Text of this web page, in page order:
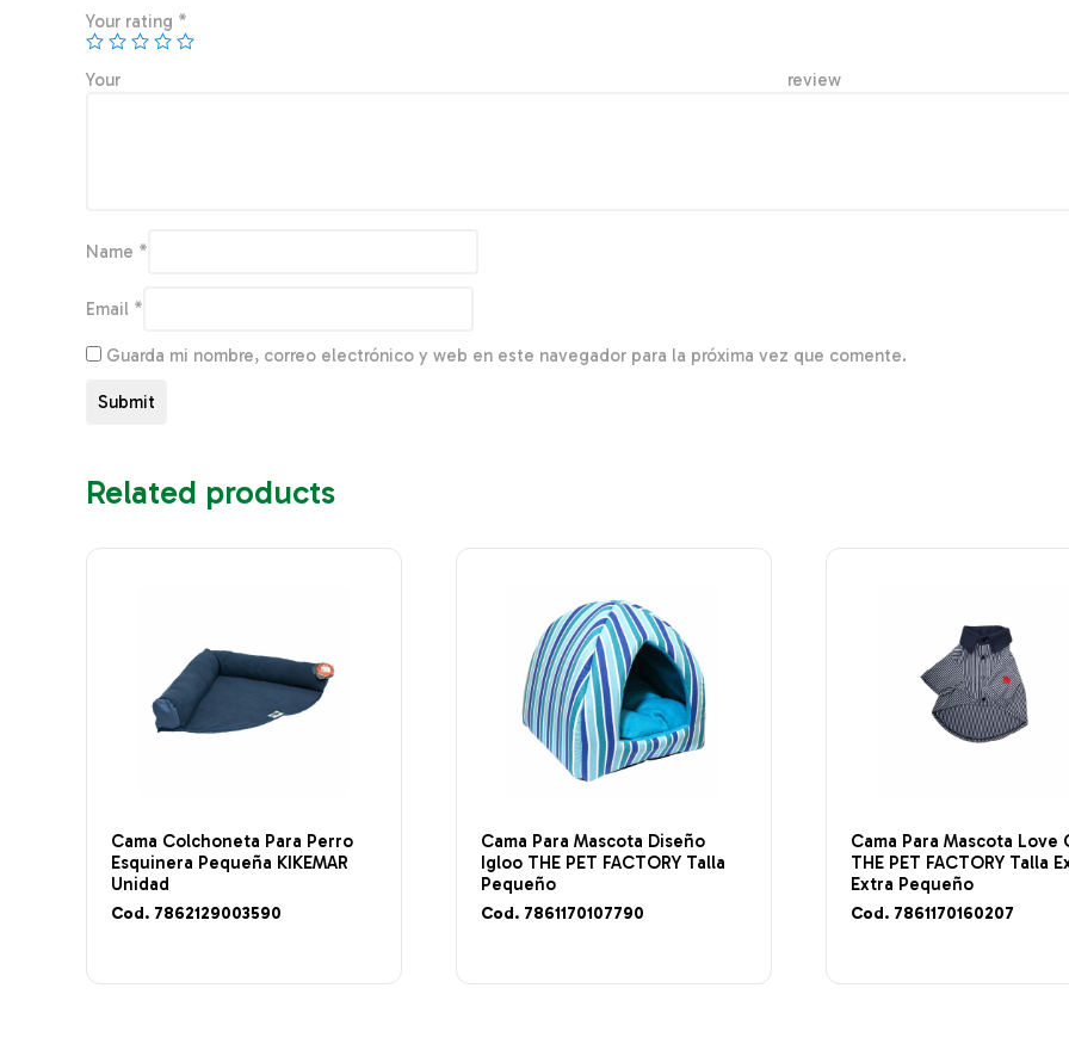
Your rating *
Your
Name *
Email *
Guarda mi nombre, correo electrónico y web en este navegador para la próxima vez que comente.
Related products
Cama Colchoneta Para Perro
Esquinera Pequeña KIKEMAR
Unidad
Cod. 7862129003590
Cama Para Mascota Diseño
Igloo THE PET FACTORY Talla
Pequeño
Cod. 7861170107790
Cama Para Mascota Love
THE PET FACTORY Talla
Extra Pequeño
Cod. 7861170160207